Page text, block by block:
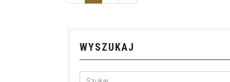
WYSZUKAJ